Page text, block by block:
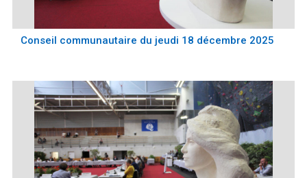
Conseil communautaire du jeudi 18 décembre 2025